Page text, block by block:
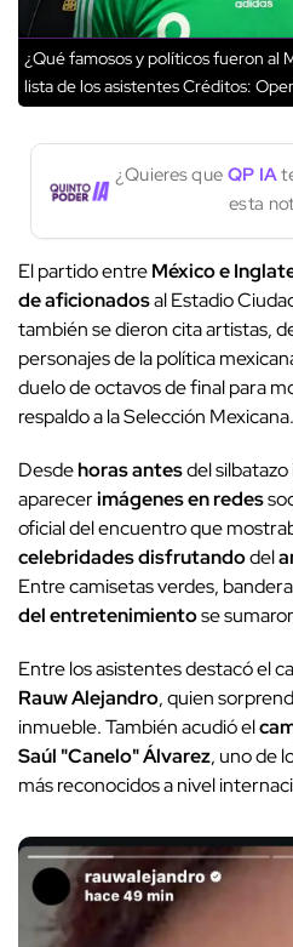
¿Qué famosos y políticos fueron al
lista de los asistentesCréditos:
¿Quieres que QP IA
esta
El partido entreMéxico e
de aficionadosal Estadio
también se dieron cita artistas,
personajes de la política
duelo de octavos de final para
respaldo a la Selección Mexicana.
Desdehoras antesdel
aparecerimágenes en redes
oficial del encuentro que
celebridades disfrutandodel
Entre camisetas verdes,
del entretenimientose
Entre los asistentes destacó el
Rauw Alejandro, quien
inmueble. También acudió el
Saúl "Canelo" Álvarez, uno de
más reconocidos a nivel